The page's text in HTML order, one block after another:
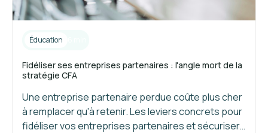
Éducation
Fidéliser ses entreprises partenaires : l'angle mort de la
stratégie CFA
Une entreprise partenaire perdue coûte plus cher
à remplacer qu'à retenir. Les leviers concrets pour
fidéliser vos entreprises partenaires et sécuriser